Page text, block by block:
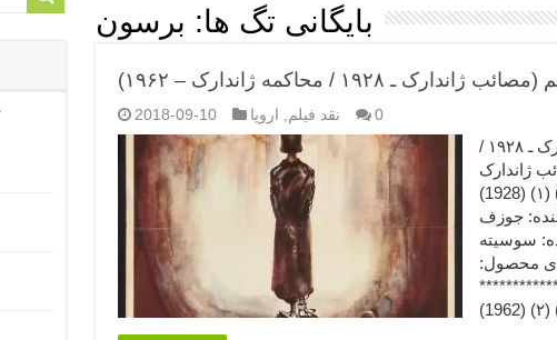
بایگانی تگ ها: برسون
ـ ۱۹۲۸ / محاکمه ژاندارک – ۱۹۶۲)
2018-09-10 نقد فیلم اروپا 0
مقایسه‌ی دو فیلم (مصائب ژاندارک ـ ۱۹۲۸ /
– ۱۹۶۲) مصائب ژاندارک
(۱۹۲۸) (۱) (1928) The Passion of Joan of Arc
جوزف
سوسیته
محصول:
*****************